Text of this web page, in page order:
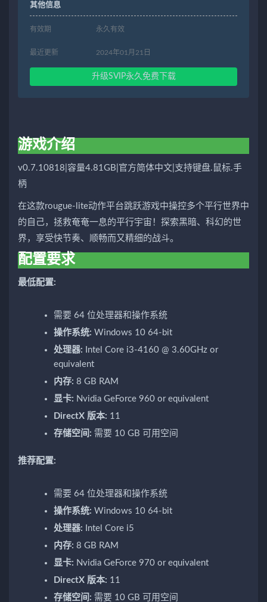
其他信息
有效期 永久有效
最近更新 2024年01月21日
升级SVIP永久免费下载
游戏介绍
v0.7.10818|容量4.81GB|官方简体中文|支持键盘.鼠标.手
柄
在这款rougue-lite动作平台跳跃游戏中操控多个平行世界中
的自己，拯救奄奄一息的平行宇宙！探索黑暗、科幻的世
界，享受快节奏、顺畅而又精细的战斗。
配置要求
最低配置:
需要 64 位处理器和操作系统
操作系统: Windows 10 64-bit
处理器: Intel Core i3-4160 @ 3.60GHz or
equivalent
内存: 8 GB RAM
显卡: Nvidia GeForce 960 or equivalent
DirectX 版本: 11
存储空间: 需要 10 GB 可用空间
推荐配置:
需要 64 位处理器和操作系统
操作系统: Windows 10 64-bit
处理器: Intel Core i5
内存: 8 GB RAM
显卡: Nvidia GeForce 970 or equivalent
DirectX 版本: 11
存储空间: 需要 10 GB 可用空间